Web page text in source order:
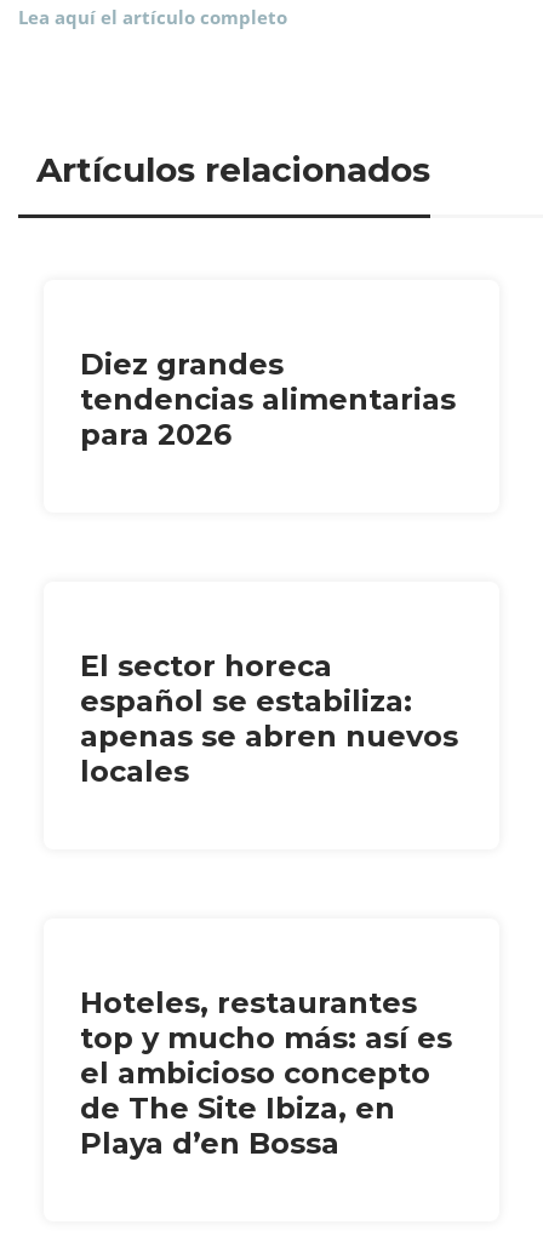
Lea aquí el artículo completo
Artículos relacionados
Diez grandes
tendencias alimentarias
para 2026
El sector horeca
español se estabiliza:
apenas se abren nuevos
locales
Hoteles, restaurantes
top y mucho más: así es
el ambicioso concepto
de The Site Ibiza, en
Playa d’en Bossa